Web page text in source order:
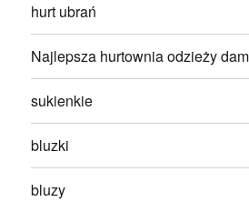
hurt ubrań
Najlepsza hurtownia odzieży
sukienkie
bluzki
bluzy